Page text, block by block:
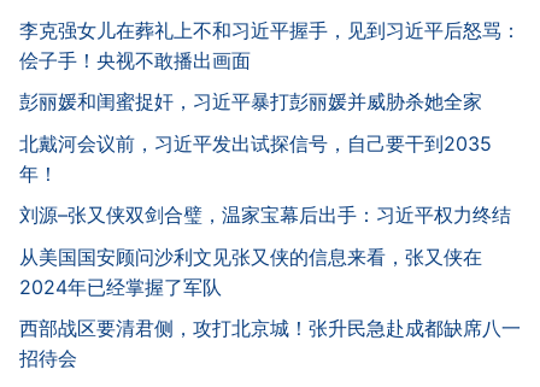
李克强女儿在葬礼上不和习近平握手，见到习近平后怒骂：
侩子手！央视不敢播出画面
彭丽媛和闺蜜捉奸，习近平暴打彭丽媛并威胁杀她全家
北戴河会议前，习近平发出试探信号，自己要干到2035
年！
刘源–张又侠双剑合璧，温家宝幕后出手：习近平权力终结
从美国国安顾问沙利文见张又侠的信息来看，张又侠在
2024年已经掌握了军队
西部战区要清君侧，攻打北京城！张升民急赴成都缺席八一
招待会